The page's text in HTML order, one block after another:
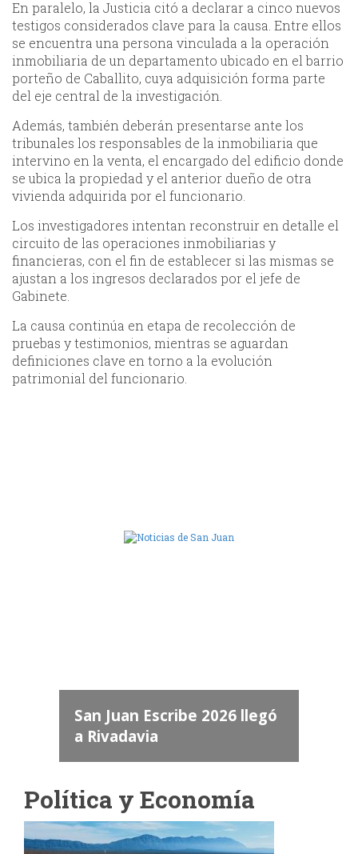
En paralelo, la Justicia citó a declarar a cinco nuevos
testigos considerados clave para la causa. Entre ellos
se encuentra una persona vinculada a la operación
inmobiliaria de un departamento ubicado en el barrio
porteño de Caballito, cuya adquisición forma parte
del eje central de la investigación.
Además, también deberán presentarse ante los
tribunales los responsables de la inmobiliaria que
intervino en la venta, el encargado del edificio donde
se ubica la propiedad y el anterior dueño de otra
vivienda adquirida por el funcionario.
Los investigadores intentan reconstruir en detalle el
circuito de las operaciones inmobiliarias y
financieras, con el fin de establecer si las mismas se
ajustan a los ingresos declarados por el jefe de
Gabinete.
La causa continúa en etapa de recolección de
pruebas y testimonios, mientras se aguardan
definiciones clave en torno a la evolución
patrimonial del funcionario.
San Juan Escribe 2026 llegó
a Rivadavia
Política y Economía